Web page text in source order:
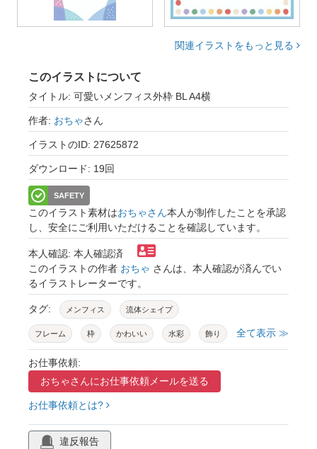
関連イラストをもっと見る
このイラストについて
タイトル: 可愛いメンフィス外枠 BL A4横
作者: おちゃさん
イラストのID: 27625872
ダウンロード: 19回
SAFETY
このイラスト素材はおちゃさん本人が制作したことを承認
し、安全にご利用いただけることを確認しています。
本人確認: 本人確認済
このイラストの作者 おちゃ さんは、本人確認が済んでい
るイラストレーターです。
タグ: メンフィス 流体シェイプ
フレーム 枠 かわいい 水彩 飾り
あしらい
水色 夏 梅雨 海 波 涼しい
クール 爽やか
三角 点線 ゆるかわ
全て表示 ≫
お仕事依頼:
おちゃさんにお仕事依頼メールを送る
お仕事依頼とは?
違反報告